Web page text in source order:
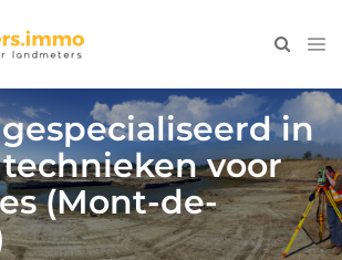
in
voor
(Mont-de-